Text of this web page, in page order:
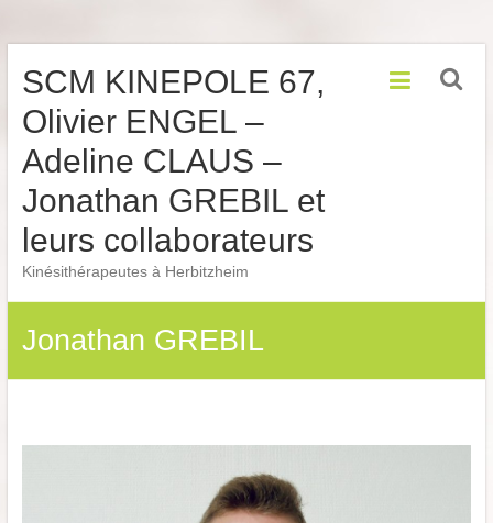
SCM KINEPOLE 67,
Olivier ENGEL –
Adeline CLAUS –
Jonathan GREBIL et
leurs collaborateurs
Kinésithérapeutes à Herbitzheim
Jonathan GREBIL